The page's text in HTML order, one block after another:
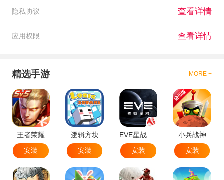
隐私协议 查看详情
应用权限 查看详情
精选手游 MORE +
王者荣耀
安装
逻辑方块
安装
EVE星战前夜无烬星河
安装
小兵战神
安装